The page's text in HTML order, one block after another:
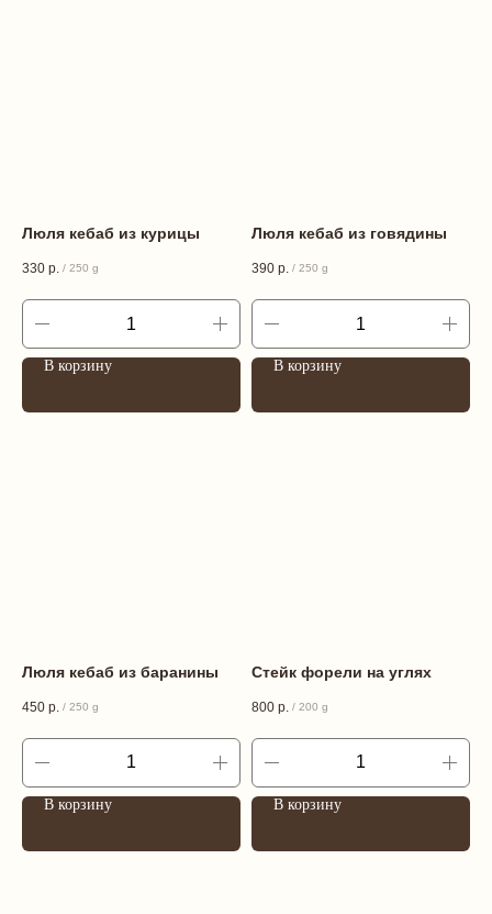
Люля кебаб из курицы
330 р. / 250 g
В корзину
Люля кебаб из говядины
390 р. / 250 g
В корзину
Люля кебаб из баранины
450 р. / 250 g
В корзину
Стейк форели на углях
800 р. / 200 g
В корзину